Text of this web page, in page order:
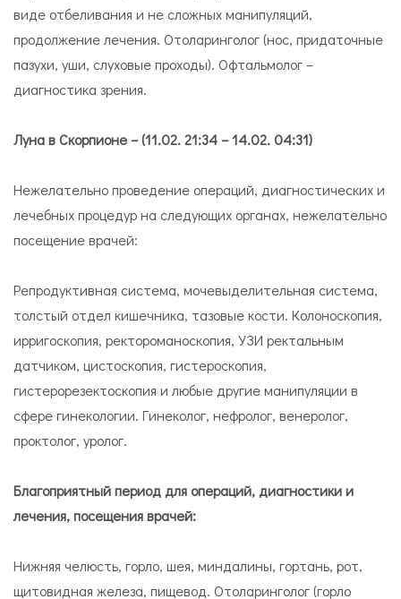
виде отбеливания и не сложных манипуляций,
продолжение лечения. Отоларинголог (нос, придаточные
пазухи, уши, слуховые проходы). Офтальмолог –
диагностика зрения.
Луна в Скорпионе – (11.02. 21:34 – 14.02. 04:31)
Нежелательно проведение операций, диагностических и
лечебных процедур на следующих органах, нежелательно
посещение врачей:
Репродуктивная система, мочевыделительная система,
толстый отдел кишечника, тазовые кости. Колоноскопия,
ирригоскопия, ректороманоскопия, УЗИ ректальным
датчиком, цистоскопия, гистероскопия,
гистерорезектоскопия и любые другие манипуляции в
сфере гинекологии. Гинеколог, нефролог, венеролог,
проктолог, уролог.
Благоприятный период для операций, диагностики и
лечения, посещения врачей:
Нижняя челюсть, горло, шея, миндалины, гортань, рот,
щитовидная железа, пищевод. Отоларинголог (горло